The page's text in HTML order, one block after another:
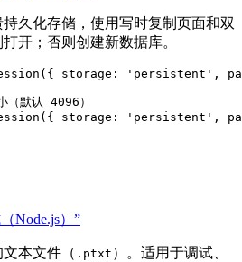
久化存储，使用写时复制页面和双
开；否则创建新数据库。
( { storage: ' persistent ' ,
默认 4096）
( { storage: ' persistent ' ,
Node.js）”
本文件（ .ptxt ）。适用于调试、